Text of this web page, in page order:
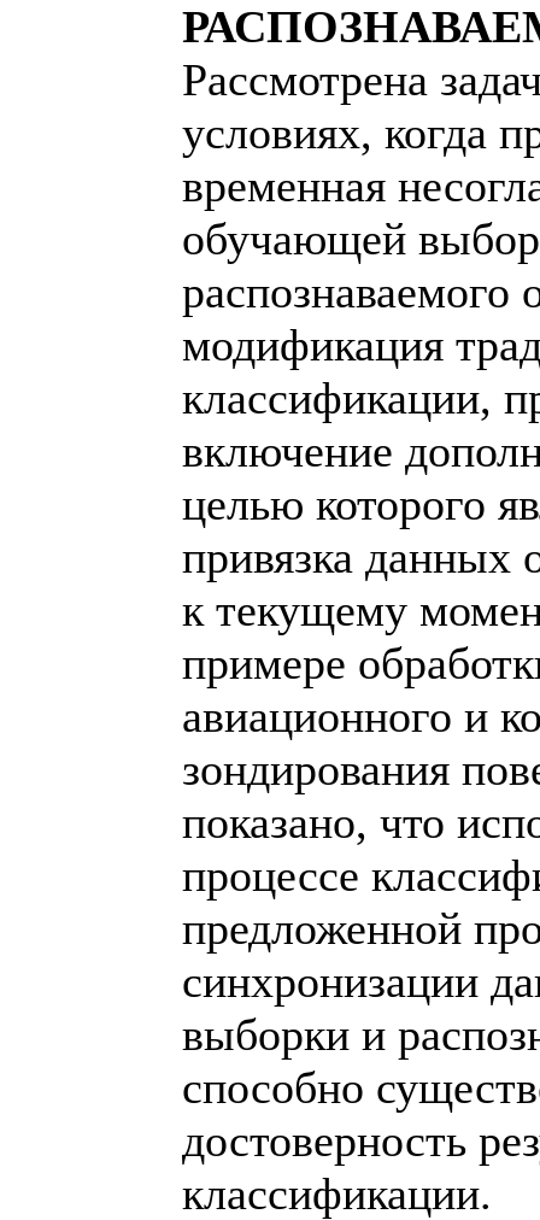
Рассмотрена
условиях, когда
временная
обучающей
распознаваемого
модификация
классификации,
включение
целью которого
привязка
к текущему
примере
авиационного и
зондирования
показано, что
процессе
предложенной
синхронизации
выборки и
способно
достоверность
классификации.